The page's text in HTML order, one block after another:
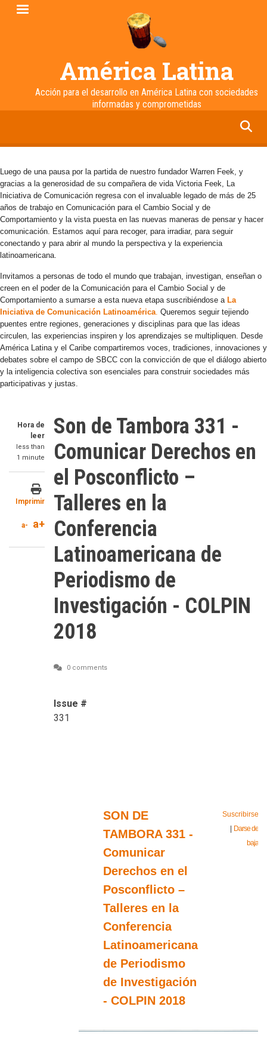
Pasar
América Latina
Acción para el desarrollo en América Latina con sociedades
informadas y comprometidas
Luego de una pausa por la partida de nuestro fundador Warren Feek, y
gracias a la generosidad de su compañera de vida Victoria Feek, La
Iniciativa de Comunicación regresa con el invaluable legado de más de 25
años de trabajo en Comunicación para el Cambio Social y de
Comportamiento y la vista puesta en las nuevas maneras de pensar y hacer
comunicación. Estamos aquí para recoger, para irradiar, para seguir
conectando y para abrir al mundo la perspectiva y la experiencia
latinoamericana.
Invitamos a personas de todo el mundo que trabajan, investigan, enseñan o
creen en el poder de la Comunicación para el Cambio Social y de
Comportamiento a sumarse a esta nueva etapa suscribiéndose a La
Iniciativa de Comunicación Latinoamérica. Queremos seguir tejiendo
puentes entre regiones, generaciones y disciplinas para que las ideas
circulen, las experiencias inspiren y los aprendizajes se multipliquen. Desde
América Latina y el Caribe compartiremos voces, tradiciones, innovaciones y
debates sobre el campo de SBCC con la convicción de que el diálogo abierto
y la inteligencia colectiva son esenciales para construir sociedades más
participativas y justas.
Hora de
leer
less than
1 minute
Imprimir
a- a+
Son de Tambora 331 -
Comunicar Derechos en
el Posconflicto –
Talleres en la
Conferencia
Latinoamericana de
Periodismo de
Investigación - COLPIN
2018
0 comments
Issue #
331
SON DE
TAMBORA 331 -
Comunicar
Derechos en el
Posconflicto –
Talleres en la
Conferencia
Latinoamericana
de Periodismo
de Investigación
- COLPIN 2018
Suscribirse
Darse de
baja